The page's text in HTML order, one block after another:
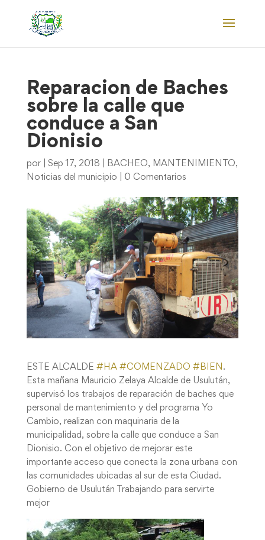
Reparacion de Baches
sobre la calle que
conduce a San
Dionisio
por Sep 17, 2018 BACHEO, MANTENIMIENTO,
Noticias del municipio
0 Comentarios
ESTE ALCALDE # HA #COMENZADO # BIEN .
Esta mañana Mauricio Zelaya Alcalde de Usulután,
supervisó los trabajos de reparación de baches que
personal de mantenimiento y del programa Yo
Cambio, realizan con maquinaria de la
municipalidad, sobre la calle que conduce a San
Dionisio. Con el objetivo de mejorar este
importante acceso que conecta la zona urbana con
las comunidades ubicadas al sur de esta Ciudad.
Gobierno de Usulután Trabajando para servirte
mejor